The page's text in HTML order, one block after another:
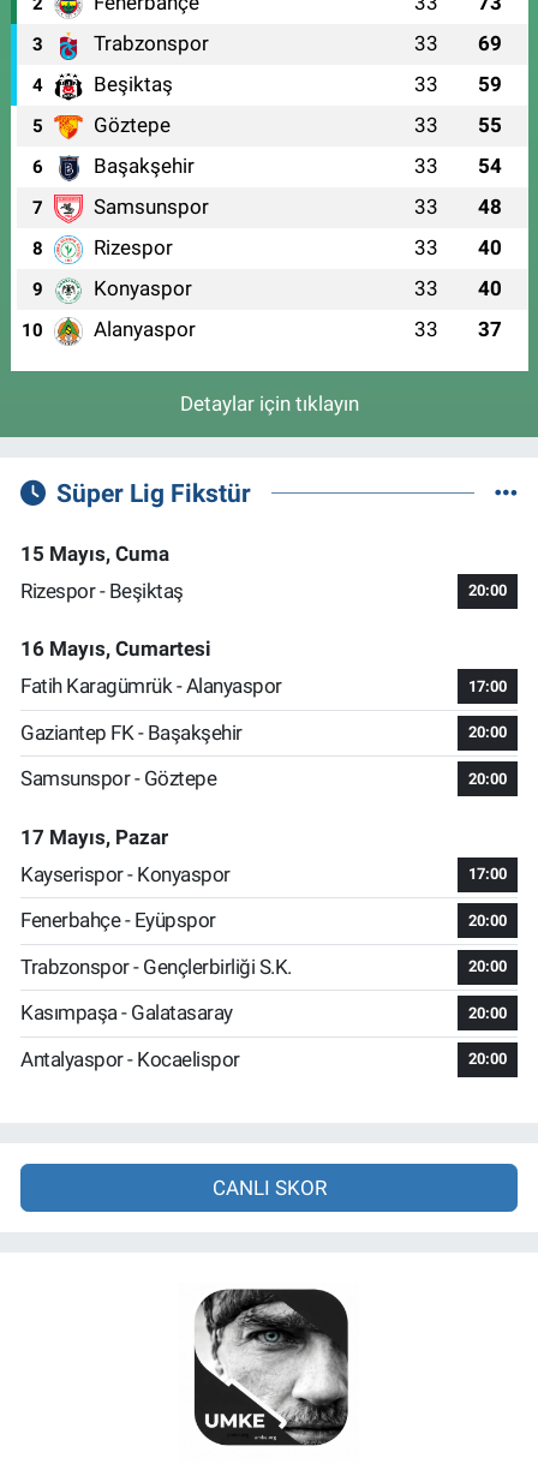
3 Trabzonspor 33 69
4 Beşiktaş 33 59
5 Göztepe 33 55
6 Başakşehir 33 54
7 Samsunspor 33 48
8 Rizespor 33 40
9 Konyaspor 33 40
10 Alanyaspor 33 37
Detaylar için tıklayın
Süper Lig Fikstür
15 Mayıs, Cuma
Rizespor - Beşiktaş
20:00
16 Mayıs, Cumartesi
Fatih Karagümrük - Alanyaspor
17:00
Gaziantep FK - Başakşehir 20:00
Samsunspor - Göztepe 20:00
17 Mayıs, Pazar
Kayserispor - Konyaspor
17:00
Fenerbahçe - Eyüpspor 20:00
Trabzonspor - Gençlerbirliği S.K. 20:00
Kasımpaşa - Galatasaray 20:00
Antalyaspor - Kocaelispor 20:00
CANLI SKOR